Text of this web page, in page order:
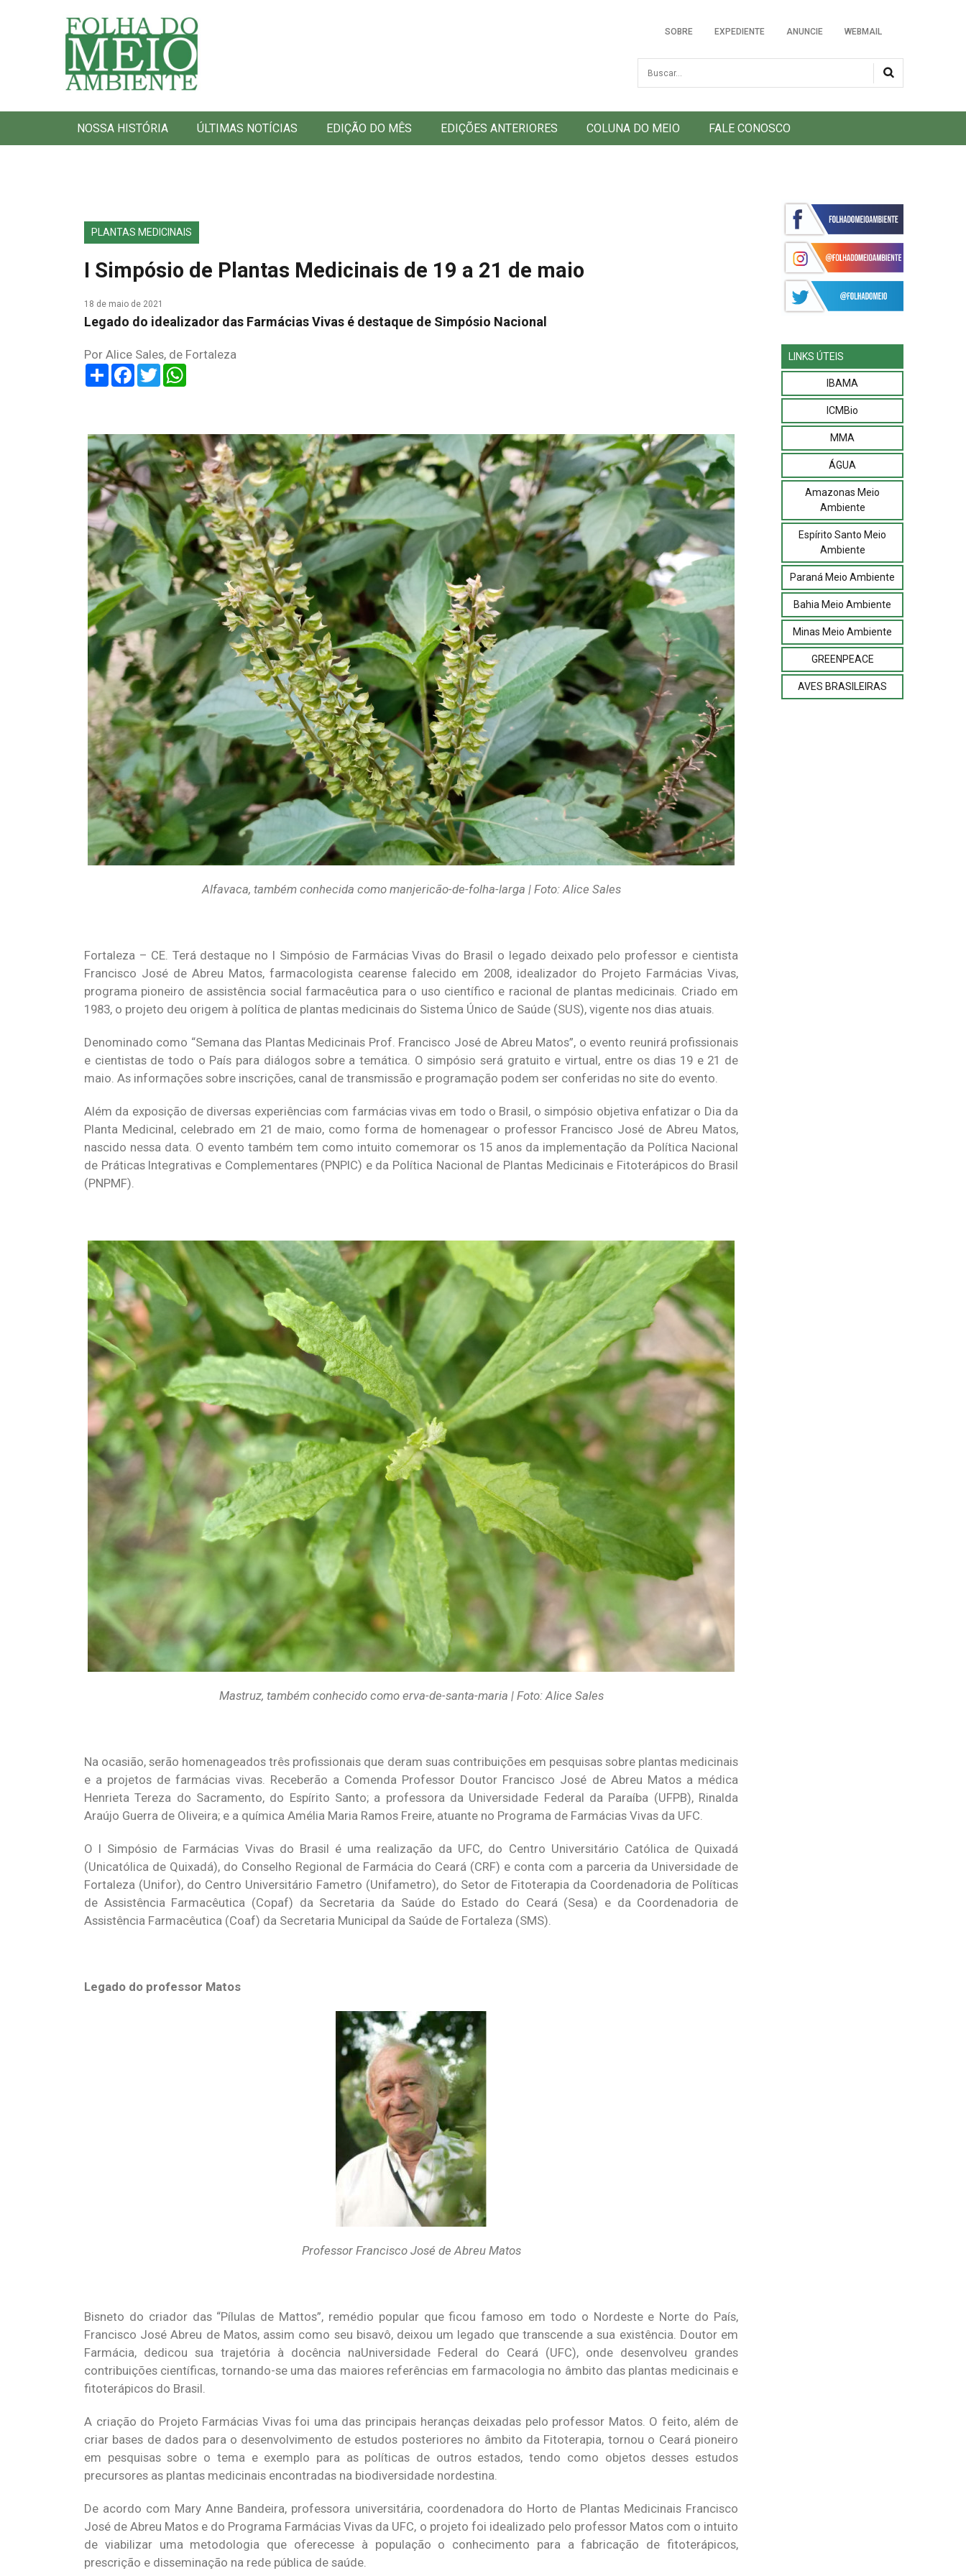
Folha do Meio Ambiente
SOBRE EXPEDIENTE ANUNCIE WEBMAIL
Busca
NOSSA HISTÓRIA ÚLTIMAS NOTÍCIAS EDIÇÃO DO MÊS EDIÇÕES ANTERIORES COLUNA DO MEIO FALE CONOSCO
PLANTAS MEDICINAIS
I Simpósio de Plantas Medicinais de 19 a 21 de maio
18 de maio de 2021
Legado do idealizador das Farmácias Vivas é destaque de Simpósio Nacional
Por Alice Sales, de Fortaleza
ShareFacebook
Twitter
Alfavaca, também conhecida como manjericão-de-folha-larga | Foto: Alice Sales
Fortaleza – CE. Terá destaque no I Simpósio de Farmácias Vivas do Brasil o legado deixado pelo professor e cientista
Francisco José de Abreu Matos, farmacologista cearense falecido em 2008, idealizador do Projeto Farmácias Vivas,
programa pioneiro de assistência social farmacêutica para o uso científico e racional de plantas medicinais. Criado em
1983, o projeto deu origem à política de plantas medicinais do Sistema Único de Saúde (SUS), vigente nos dias atuais.
Denominado como “Semana das Plantas Medicinais Prof. Francisco José de Abreu Matos”, o evento reunirá profissionais
e cientistas de todo o País para diálogos sobre a temática. O simpósio será gratuito e virtual, entre os dias 19 e 21 de
maio. As informações sobre inscrições, canal de transmissão e programação podem ser conferidas no site do evento.
Além da exposição de diversas experiências com farmácias vivas em todo o Brasil, o simpósio objetiva enfatizar o Dia da
Planta Medicinal, celebrado em 21 de maio, como forma de homenagear o professor Francisco José de Abreu Matos,
nascido nessa data. O evento também tem como intuito comemorar os 15 anos da implementação da Política Nacional
de Práticas Integrativas e Complementares (PNPIC) e da Política Nacional de Plantas Medicinais e Fitoterápicos do Brasil
(PNPMF).
Mastruz, também conhecido como erva-de-santa-maria | Foto: Alice Sales
Na ocasião, serão homenageados três profissionais que deram suas contribuições em pesquisas sobre plantas medicinais
e a projetos de farmácias vivas. Receberão a Comenda Professor Doutor Francisco José de Abreu Matos a médica
Henrieta Tereza do Sacramento, do Espírito Santo; a professora da Universidade Federal da Paraíba (UFPB), Rinalda
Araújo Guerra de Oliveira; e a química Amélia Maria Ramos Freire, atuante no Programa de Farmácias Vivas da UFC.
O I Simpósio de Farmácias Vivas do Brasil é uma realização da UFC, do Centro Universitário Católica de Quixadá
(Unicatólica de Quixadá), do Conselho Regional de Farmácia do Ceará (CRF) e conta com a parceria da Universidade de
Fortaleza (Unifor), do Centro Universitário Fametro (Unifametro), do Setor de Fitoterapia da Coordenadoria de Políticas
de Assistência Farmacêutica (Copaf) da Secretaria da Saúde do Estado do Ceará (Sesa) e da Coordenadoria de
Assistência Farmacêutica (Coaf) da Secretaria Municipal da Saúde de Fortaleza (SMS).
Legado do professor Matos
Professor Francisco José de Abreu Matos
Bisneto do criador das “Pílulas de Mattos”, remédio popular que ficou famoso em todo o Nordeste e Norte do País,
Francisco José Abreu de Matos, assim como seu bisavô, deixou um legado que transcende a sua existência. Doutor em
Farmácia, dedicou sua trajetória à docência naUniversidade Federal do Ceará (UFC), onde desenvolveu grandes
contribuições científicas, tornando-se uma das maiores referências em farmacologia no âmbito das plantas medicinais e
fitoterápicos do Brasil.
A criação do Projeto Farmácias Vivas foi uma das principais heranças deixadas pelo professor Matos. O feito, além de
criar bases de dados para o desenvolvimento de estudos posteriores no âmbito da Fitoterapia, tornou o Ceará pioneiro
em pesquisas sobre o tema e exemplo para as políticas de outros estados, tendo como objetos desses estudos
precursores as plantas medicinais encontradas na biodiversidade nordestina.
De acordo com Mary Anne Bandeira, professora universitária, coordenadora do Horto de Plantas Medicinais Francisco
José de Abreu Matos e do Programa Farmácias Vivas da UFC, o projeto foi idealizado pelo professor Matos com o intuito
de viabilizar uma metodologia que oferecesse à população o conhecimento para a fabricação de fitoterápicos,
prescrição e disseminação na rede pública de saúde.
LINKS ÚTEIS
IBAMA
ICMBio
MMA
ÁGUA
Amazonas Meio
Ambiente
Espírito Santo Meio
Ambiente
Paraná Meio Ambiente
Bahia Meio Ambiente
Minas Meio Ambiente
GREENPEACE
AVES BRASILEIRAS